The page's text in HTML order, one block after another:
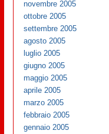
novembre 2005
ottobre 2005
settembre 2005
agosto 2005
luglio 2005
giugno 2005
maggio 2005
aprile 2005
marzo 2005
febbraio 2005
gennaio 2005